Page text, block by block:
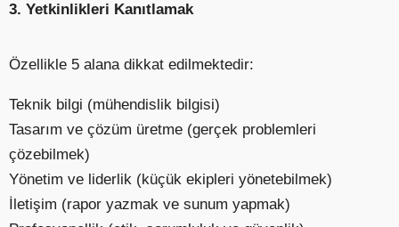
3. Yetkinlikleri Kanıtlamak
Özellikle 5 alana dikkat edilmektedir:
Teknik bilgi (mühendislik bilgisi)
Tasarım ve çözüm üretme (gerçek problemleri
çözebilmek)
Yönetim ve liderlik (küçük ekipleri yönetebilmek)
İletişim (rapor yazmak ve sunum yapmak)